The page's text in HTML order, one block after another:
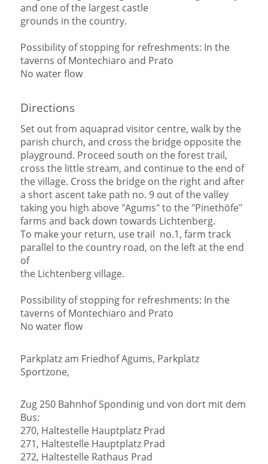
and one of the largest castle
grounds in the country.
Possibility of stopping for refreshments: In the
taverns of Montechiaro and Prato
No water flow
Directions
Set out from aquaprad visitor centre, walk by the
parish church, and cross the bridge opposite the
playground. Proceed south on the forest trail,
cross the little stream, and continue to the end of
the village. Cross the bridge on the right and after
a short ascent take path no. 9 out of the valley
taking you high above "Agums" to the "Pinethöfe"
farms and back down towards Lichtenberg.
To make your return, use trail no.1, farm track
parallel to the country road, on the left at the end
of
the Lichtenberg village.
Possibility of stopping for refreshments: In the
taverns of Montechiaro and Prato
No water flow
Parkplatz am Friedhof Agums, Parkplatz
Sportzone,
Zug 250 Bahnhof Spondinig und von dort mit dem
Bus:
270, Haltestelle Hauptplatz Prad
271, Haltestelle Hauptplatz Prad
272, Haltestelle Rathaus Prad